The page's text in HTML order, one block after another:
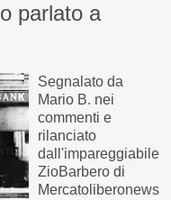
parlato a
Segnalato da
Mario B. nei
commenti e
rilanciato
dall'impareggiabile
ZioBarbero di
Mercatoliberonews